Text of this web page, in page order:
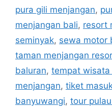
pura gili menjangan,
menjangan bali, resort
seminyak, sewa motor
taman menjangan
baluran, tempat
menjangan, tiket
banyuwangi, tour